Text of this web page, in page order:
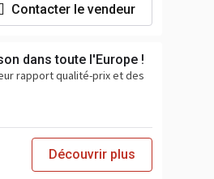
Contacter le vendeur
dans toute l'Europe !
rapport qualité-prix et des
Découvrir plus